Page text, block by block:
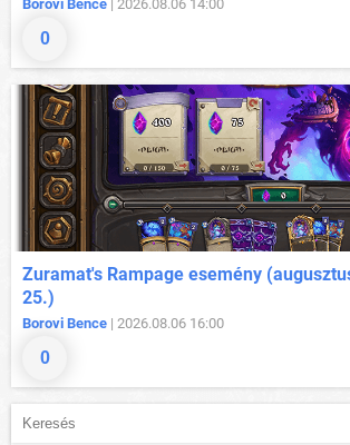
0
Borovi Bence | 2026.08.06 14:00
0
Zuramat's Rampage esemény
25.)
Borovi Bence | 2026.08.06 16:00